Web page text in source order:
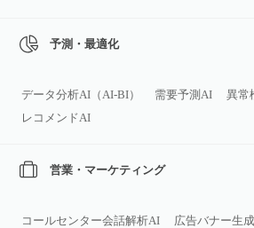
予測・最適化
データ分析AI（AI‑BI） 需要予測AI
異常
レコメンドAI
営業・マーケティング
コールセンター会話解析AI 広告バナー生